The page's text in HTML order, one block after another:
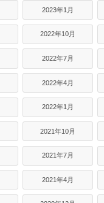
2023年1月
2022年10月
2022年7月
2022年4月
2022年1月
2021年10月
2021年7月
2021年4月